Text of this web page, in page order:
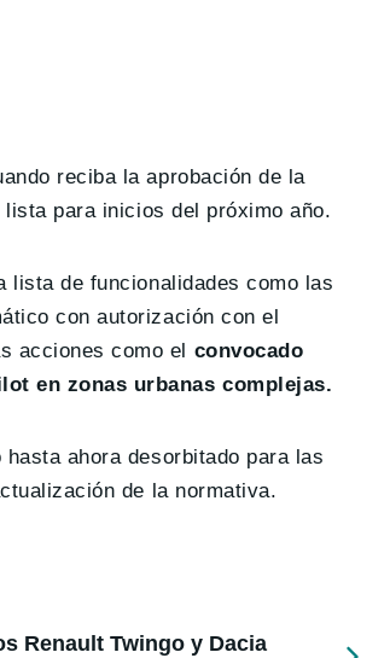
reciba la aprobación de la
para inicios del próximo año.
lista de funcionalidades como las
con autorización con el
acciones como el convocado
en zonas urbanas complejas.
hasta ahora desorbitado para las
de la normativa.
Renault Twingo y Dacia